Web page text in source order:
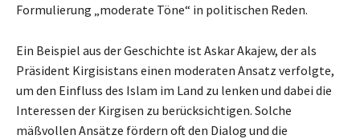
Formulierung „moderate Töne“ in politischen Reden.
Ein Beispiel aus der Geschichte ist Askar Akajew, der als
Präsident Kirgisistans einen moderaten Ansatz verfolgte,
um den Einfluss des Islam im Land zu lenken und dabei die
Interessen der Kirgisen zu berücksichtigen. Solche
mäßvollen Ansätze fördern oft den Dialog und die